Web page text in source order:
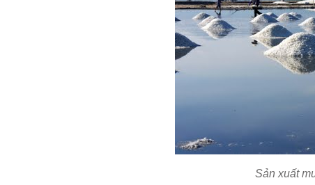
Sản xuất